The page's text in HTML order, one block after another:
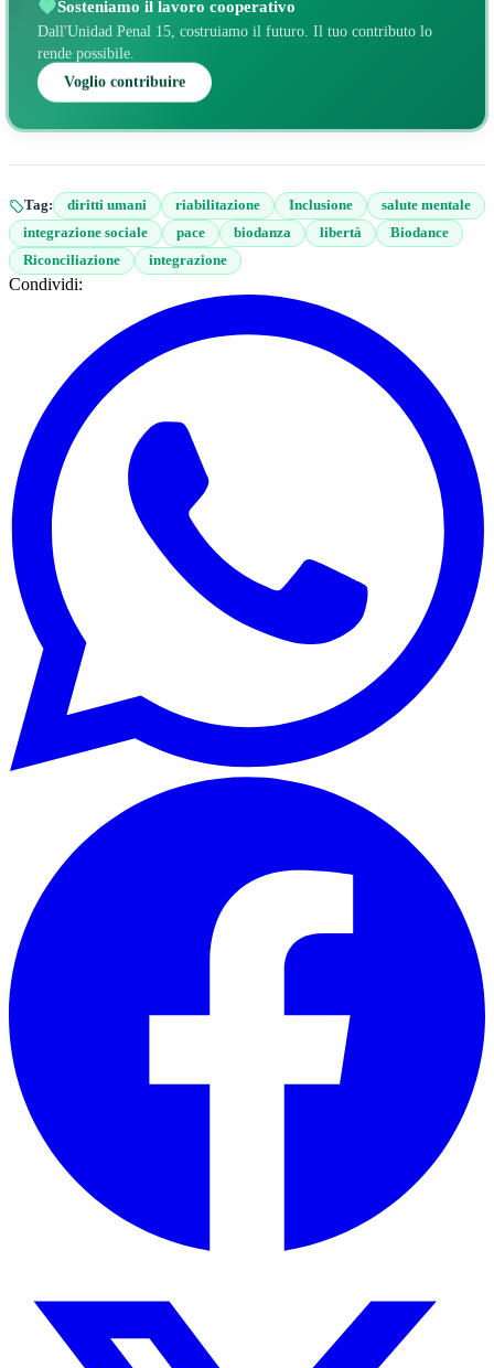
Sosteniamo il lavoro cooperativo
Dall'Unidad Penal 15, costruiamo il futuro. Il tuo contributo lo
rende possibile.
Voglio contribuire
Tag: diritti umani riabilitazione Inclusione
salute mentale
integrazione sociale
pace biodanza libertà
Biodance
Riconciliazione
integrazione
Condividi: